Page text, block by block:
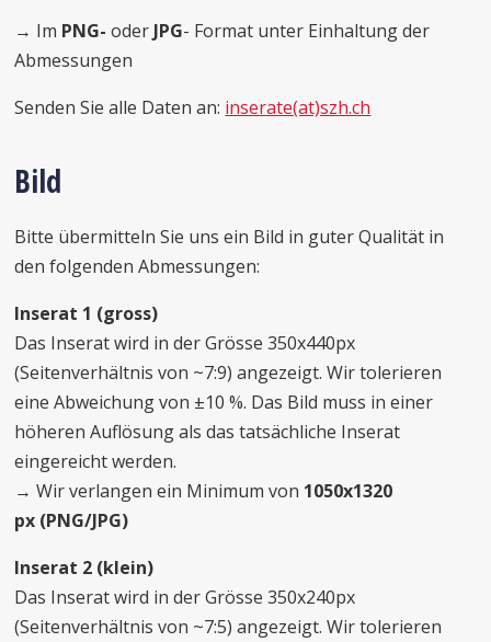
→ Im PNG- oder JPG- Format unter Einhaltung der
Abmessungen
Senden Sie alle Daten an: inserate(at)szh.ch
Bild
Bitte übermitteln Sie uns ein Bild in guter Qualität in
den folgenden Abmessungen:
Inserat 1 (gross)
Das Inserat wird in der Grösse 350x440px
(Seitenverhältnis von ~7:9) angezeigt. Wir tolerieren
eine Abweichung von ±10 %. Das Bild muss in einer
höheren Auflösung als das tatsächliche Inserat
eingereicht werden.
→ Wir verlangen ein Minimum von 1050x1320
px (PNG/JPG)
Inserat 2 (klein)
Das Inserat wird in der Grösse 350x240px
(Seitenverhältnis von ~7:5) angezeigt. Wir tolerieren